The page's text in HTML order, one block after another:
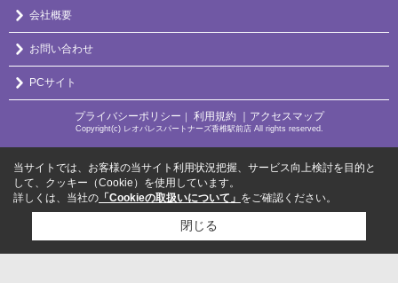
会社概要
お問い合わせ
PCサイト
プライバシーポリシー ｜ 利用規約 ｜アクセスマップ
Copyright(c) レオパレスパートナーズ香椎駅前店 All rights reserved.
当サイトでは、お客様の当サイト利用状況把握、サービス向上検討を目的と
して、クッキー（Cookie）を使用しています。
詳しくは、当社の 「Cookieの取扱いについて」 をご確認ください。
閉じる